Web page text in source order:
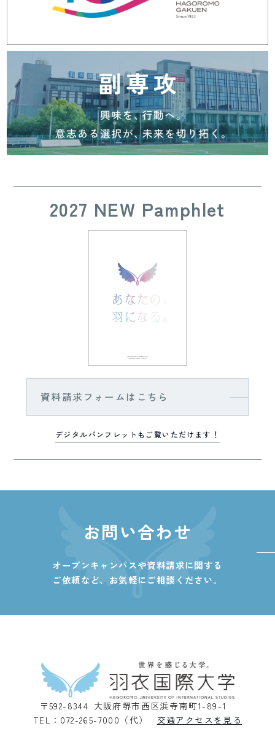
2027 NEW Pamphlet
資料請求フォームはこちら
デジタルパンフレットもご覧いただけます！
お問い合わせ
オープンキャンパスや資料請求に関する
ご依頼など、 お気軽にご相談ください。
〒592-8344 大阪府堺市西区浜寺南町1-89-1
TEL：072-265-7000（代）
交通アクセスを見る